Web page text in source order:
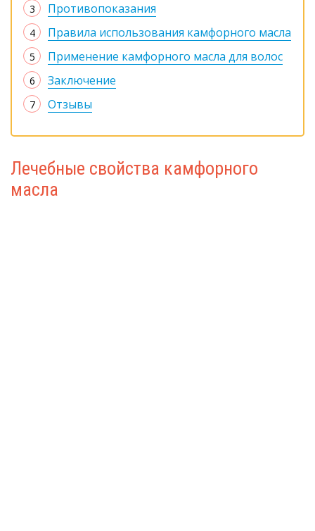
Противопоказания
Правила использования камфорного масла
Применение камфорного масла для волос
Заключение
Отзывы
Лечебные свойства камфорного
масла